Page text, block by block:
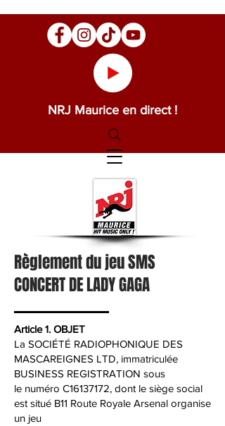
NRJ Maurice en direct !
Règlementdu jeu SMS
CONCERT DE LADY GAGA
Article 1. OBJET
La SOCIÉTÉ RADIOPHONIQUE DES
MASCAREIGNES LTD, immatriculée
BUSINESS REGISTRATION sous
le numéro C16137172, dont le siège social
est situé B11 Route Royale Arsenal organise
un jeu